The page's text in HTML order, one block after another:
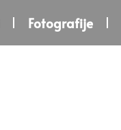
Fotografije